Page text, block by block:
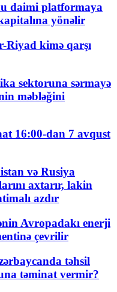
daimi platformaya
yönəlir
kimə qarşı
sektoruna sərmayə
məbləğini
16:00-dan 7 avqust
və Rusiya
axtarır, lakin
azdır
Avropadakı enerji
çevrilir
təhsil
təminat vermir?